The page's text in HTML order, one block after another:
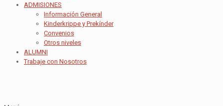
ADMISIONES
Información General
Kinderkrippe y Prekínder
Convenios
Otros niveles
ALUMNI
Trabaje con Nosotros